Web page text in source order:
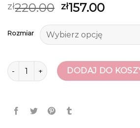
zł220.00 zł157.00
Rozmiar
ilość klapki basenowe damskie
DODAJ DO